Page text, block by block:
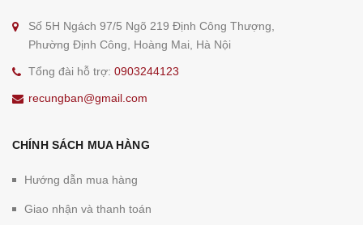
Số 5H Ngách 97/5 Ngõ 219 Định Công Thượng,
Phường Định Công, Hoàng Mai, Hà Nội
Tổng đài hỗ trợ: 0903244123
recungban@gmail.com
CHÍNH SÁCH MUA HÀNG
Hướng dẫn mua hàng
Giao nhận và thanh toán